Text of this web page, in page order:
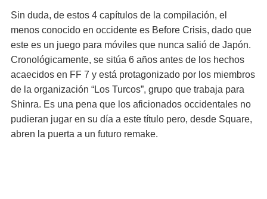
Sin duda, de estos 4 capítulos de la compilación, el
menos conocido en occidente es Before Crisis, dado que
este es un juego para móviles que nunca salió de Japón.
Cronológicamente, se sitúa 6 años antes de los hechos
acaecidos en FF 7 y está protagonizado por los miembros
de la organización “Los Turcos”, grupo que trabaja para
Shinra. Es una pena que los aficionados occidentales no
pudieran jugar en su día a este título pero, desde Square,
abren la puerta a un futuro remake.